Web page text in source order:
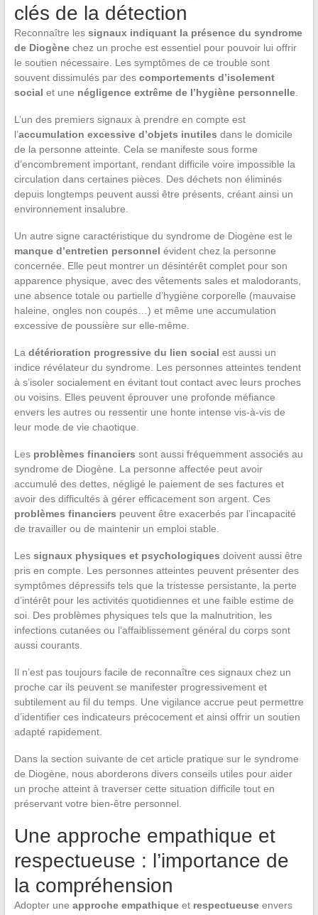
clés de la détection
Reconnaître les signaux indiquant la présence du syndrome
de Diogènechez un proche est essentiel pour pouvoir lui offrir
le soutien nécessaire. Les symptômes de ce trouble sont
souvent dissimulés par des comportements d’isolement
social et une négligence extrême de l’hygiène personnelle.
L’un des premiers signaux à prendre en compte est
l’accumulation excessive d’objets inutiles dans le domicile
de la personne atteinte. Cela se manifeste sous forme
d’encombrement important, rendant difficile voire impossible la
circulation dans certaines pièces. Des déchets non éliminés
depuis longtemps peuvent aussi être présents, créant ainsi un
environnement insalubre.
Un autre signe caractéristique du syndrome de Diogène est le
manque d’entretien personnel évident chez la personne
concernée. Elle peut montrer un désintérêt complet pour son
apparence physique, avec des vêtements sales et malodorants,
une absence totale ou partielle d’hygiène corporelle (mauvaise
haleine, ongles non coupés…) et même une accumulation
excessive de poussière sur elle-même.
La détérioration progressive du lien social est aussi un
indice révélateur du syndrome. Les personnes atteintes tendent
à s’isoler socialement en évitant tout contact avec leurs proches
ou voisins. Elles peuvent éprouver une profonde méfiance
envers les autres ou ressentir une honte intense vis-à-vis de
leur mode de vie chaotique.
Les problèmes financiers sont aussi fréquemment associés au
syndrome de Diogène. La personne affectée peut avoir
accumulé des dettes, négligé le paiement de ses factures et
avoir des difficultés à gérer efficacement son argent. Ces
problèmes financiers peuvent être exacerbés par l’incapacité
de travailler ou de maintenir un emploi stable.
Les signaux physiques et psychologiques doivent aussi être
pris en compte. Les personnes atteintes peuvent présenter des
symptômes dépressifs tels que la tristesse persistante, la perte
d’intérêt pour les activités quotidiennes et une faible estime de
soi. Des problèmes physiques tels que la malnutrition, les
infections cutanées ou l’affaiblissement général du corps sont
aussi courants.
Il n’est pas toujours facile de reconnaître ces signaux chez un
proche car ils peuvent se manifester progressivement et
subtilement au fil du temps. Une vigilance accrue peut permettre
d’identifier ces indicateurs précocement et ainsi offrir un soutien
adapté rapidement.
Dans la section suivante de cet article pratique sur le syndrome
de Diogène, nous aborderons divers conseils utiles pour aider
un proche atteint à traverser cette situation difficile tout en
préservant votre bien-être personnel.
Une approche empathique et
respectueuse : l’importance de
la compréhension
Adopter une approche empathiqueet respectueuseenvers